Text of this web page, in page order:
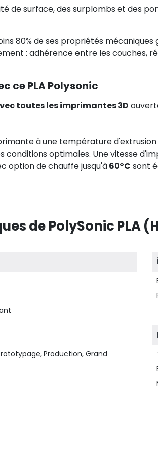
de surface, des surplombs et des
80% de ses propriétés mécaniques
: adhérence entre les couches,
ce PLA Polysonic
toutes les imprimantes 3D
à une température
conditions optimales. Une vitesse
option de chauffe jusqu'à60°C sont
de PolySonic PLA
Production, Grand